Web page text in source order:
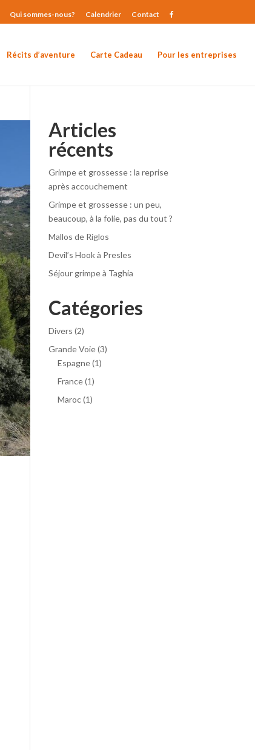
Qui sommes-nous? Calendrier Contact
Récits d’aventure Carte Cadeau Pour les entreprises
Articles
récents
Grimpe et grossesse : la reprise
après accouchement
Grimpe et grossesse : un peu,
beaucoup, à la folie, pas du tout ?
Mallos de Riglos
Devil’s Hook à Presles
Séjour grimpe à Taghia
Catégories
Divers (2)
Grande Voie(3)
Espagne(1)
France(1)
Maroc(1)